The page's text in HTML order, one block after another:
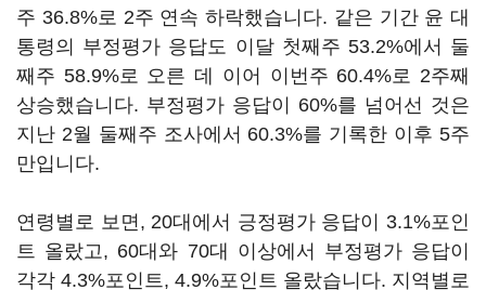
주 36.8%로 2주 연속 하락했습니다. 같은 기간 윤 대
통령의 부정평가 응답도 이달 첫째주 53.2%에서 둘
째주 58.9%로 오른 데 이어 이번주 60.4%로 2주째
상승했습니다. 부정평가 응답이 60%를 넘어선 것은
지난 2월 둘째주 조사에서 60.3%를 기록한 이후 5주
만입니다.
연령별로 보면, 20대에서 긍정평가 응답이 3.1%포인
트 올랐고, 60대와 70대 이상에서 부정평가 응답이
각각 4.3%포인트, 4.9%포인트 올랐습니다. 지역별로